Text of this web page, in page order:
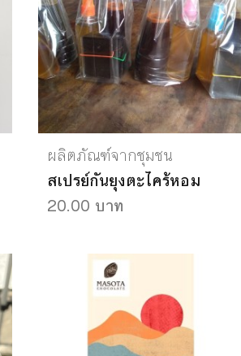
ผลิตภัณฑ์จากชุมชน
สเปรย์กันยุงตะไคร้หอม
20.00 บาท